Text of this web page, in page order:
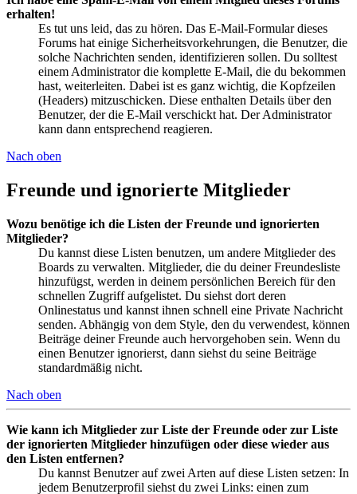
erhalten!
Es tut uns leid, das zu hören. Das E-Mail-Formular dieses
Forums hat einige Sicherheitsvorkehrungen, die Benutzer, die
solche Nachrichten senden, identifizieren sollen. Du solltest
einem Administrator die komplette E-Mail, die du bekommen
hast, weiterleiten. Dabei ist es ganz wichtig, die Kopfzeilen
(Headers) mitzuschicken. Diese enthalten Details über den
Benutzer, der die E-Mail verschickt hat. Der Administrator
kann dann entsprechend reagieren.
Nach oben
Freunde und ignorierte Mitglieder
Wozu benötige ich die Listen der Freunde und ignorierten
Mitglieder?
Du kannst diese Listen benutzen, um andere Mitglieder des
Boards zu verwalten. Mitglieder, die du deiner Freundesliste
hinzufügst, werden in deinem persönlichen Bereich für den
schnellen Zugriff aufgelistet. Du siehst dort deren
Onlinestatus und kannst ihnen schnell eine Private Nachricht
senden. Abhängig von dem Style, den du verwendest, können
Beiträge deiner Freunde auch hervorgehoben sein. Wenn du
einen Benutzer ignorierst, dann siehst du seine Beiträge
standardmäßig nicht.
Nach oben
Wie kann ich Mitglieder zur Liste der Freunde oder zur Liste
der ignorierten Mitglieder hinzufügen oder diese wieder aus
den Listen entfernen?
Du kannst Benutzer auf zwei Arten auf diese Listen setzen: In
jedem Benutzerprofil siehst du zwei Links: einen zum